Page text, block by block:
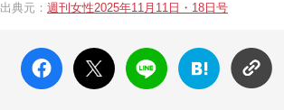
母”が抱える400万円超の“借金トラブル”」報道をス
出典元： 週刊女性2025年11月11日・18日号
faceboo
k いい
ね
X ポス
ト
LINE
はてな
ブック
マーク